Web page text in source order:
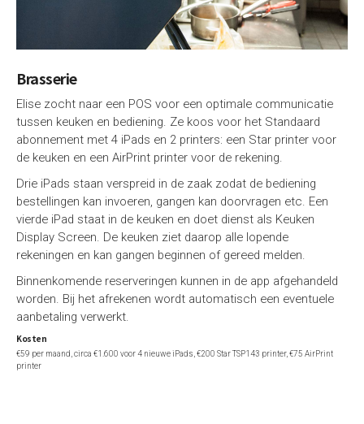
Brasserie
Elise zocht naar een POS voor een optimale communicatie
tussen keuken en bediening. Ze koos voor het Standaard
abonnement met 4 iPads en 2 printers: een Star printer voor
de keuken en een AirPrint printer voor de rekening.
Drie iPads staan verspreid in de zaak zodat de bediening
bestellingen kan invoeren, gangen kan doorvragen etc. Een
vierde iPad staat in de keuken en doet dienst als Keuken
Display Screen. De keuken ziet daarop alle lopende
rekeningen en kan gangen beginnen of gereed melden.
Binnenkomende reserveringen kunnen in de app afgehandeld
worden. Bij het afrekenen wordt automatisch een eventuele
aanbetaling verwerkt.
Kosten
€59 per maand, circa €1.600 voor 4 nieuwe iPads, €200 Star TSP143 printer, €75 AirPrint
printer